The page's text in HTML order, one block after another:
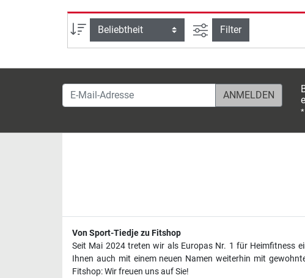
Sortierung Ansicht filtern
Filter
E-Mail-Adresse
Von Sport-Tiedje zu Fitshop
Seit Mai 2024 treten wir als Europas Nr. 1 für Heimfitness
Ihnen auch mit einem neuen Namen weiterhin mit
Fitshop: Wir freuen uns auf Sie!